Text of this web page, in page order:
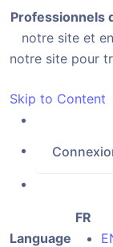
Professionnels
notre site et
notre site pour
Skip to Content
Language
FR